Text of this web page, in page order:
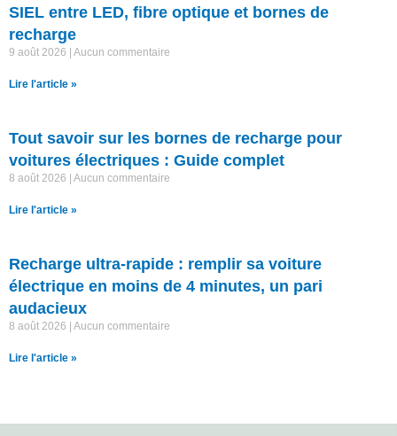
SIEL entre LED, fibre optique et bornes de
recharge
9 août 2026 Aucun commentaire
Lire l'article »
Tout savoir sur les bornes de recharge pour
voitures électriques : Guide complet
8 août 2026 Aucun commentaire
Lire l'article »
Recharge ultra-rapide : remplir sa voiture
électrique en moins de 4 minutes, un pari
audacieux
8 août 2026 Aucun commentaire
Lire l'article »